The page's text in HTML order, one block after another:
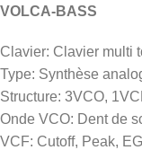
VOLCA-BASS
Clavier: Clavier multi
Type: Synthèse
Structure: 3VCO,
Onde VCO: Dent de
VCF: Cutoff, Peak,